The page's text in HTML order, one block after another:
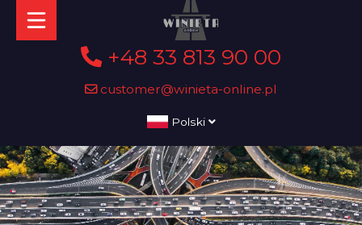
+48 33 813 90 00
customer@winieta-online.pl
Polski